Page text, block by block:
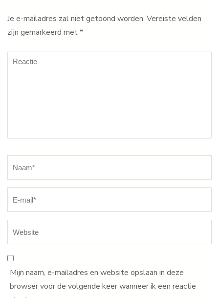
Je e-mailadres zal niet getoond worden. Vereiste velden
zijn gemarkeerd met*
Reactie
Mijn naam, e-mailadres en website opslaan in deze
browser voor de volgende keer wanneer ik een reactie